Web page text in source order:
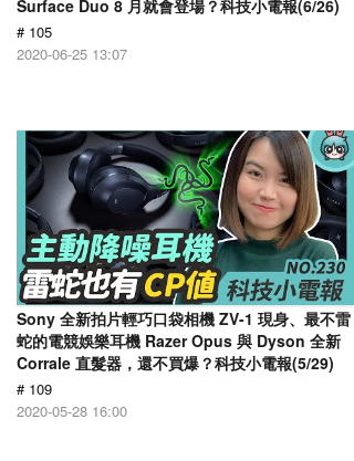
Surface Duo 8 月就會登場？科技小電報(6/26)
# 105
2020-06-25 13:07
Sony 全新拍片輕巧口袋相機 ZV-1 現身、最不雷
蛇的電競娛樂耳機 Razer Opus 與 Dyson 全新
Corrale 直髮器，還不買爆？科技小電報(5/29)
# 109
2020-05-28 16:00